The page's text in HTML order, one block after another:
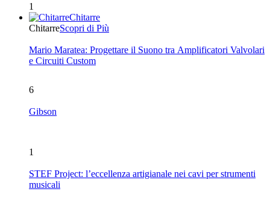
1
Chitarre
ChitarreScopri di Più
Mario Maratea: Progettare il Suono tra Amplificatori Valvolari
e Circuiti Custom
6
Gibson
1
STEF Project: l’eccellenza artigianale nei cavi per strumenti
musicali